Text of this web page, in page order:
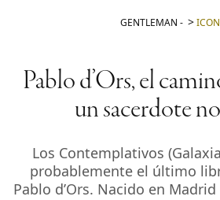
GENTLEMAN -
Pablo d’Ors, el
un sacerdote
Los Contemplativos
probablemente el último
Pablo d’Ors. Nacido en